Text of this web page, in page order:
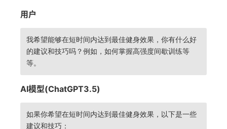
用户
我希望能够在短时间内达到最佳健身效果，你有什么好
的建议和技巧吗？例如，如何掌握高强度间歇训练等
等。
AI模型(ChatGPT3.5)
如果你希望在短时间内达到最佳健身效果，以下是一些
建议和技巧：